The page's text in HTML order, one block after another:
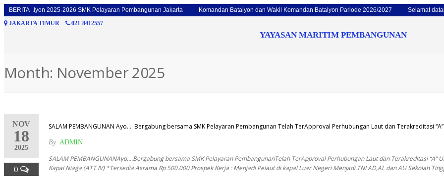
BERITA
Batalyon 2025-2026 SMK Pelayaran Pembangunan Jakarta Komandan Batalyon dan Wakil Komandan Batalyon Pariode 2026/2027 Selamat
JAKARTA TIMUR
021-8412557
YAYASAN MARITIM PEMBANGUNAN
Month: November 2025
NOV
18
2025
0
SALAM PEMBANGUNAN Ayo…. Bergabung bersama SMK Pelayaran Pembangunan Telah TerApproval Perhubungan Laut dan Terakreditasi
By ADMIN
SALAM PEMBANGUNANAyo….Bergabung bersama SMK Pelayaran PembangunanTelah TerApproval Perhubungan Laut dan Terakreditasi “A”
Kapal Niaga (ATT IV) *Tersedia Asrama Rp 500.000 Prospek Kerja : Menjadi Pelaut di kapal Luar Negeri Menjadi TNI AD,AL dan AU Sekolah